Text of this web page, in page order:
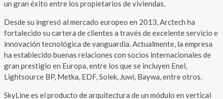
un gran éxito entre los propietarios de viviendas.
Desde su ingresó al mercado europeo en 2013, Arctech ha
fortalecido su cartera de clientes a través de excelente servicio e
innovación tecnológica de vanguardia. Actualmente, la empresa
ha establecido buenas relaciones con socios internacionales de
gran prestigio en Europa, entre los que se incluyen Enel,
Lightsource BP, Metka, EDF, Solek, Juwi, Baywa, entre otros.
SkyLine es el producto de arquitectura de un módulo en vertical